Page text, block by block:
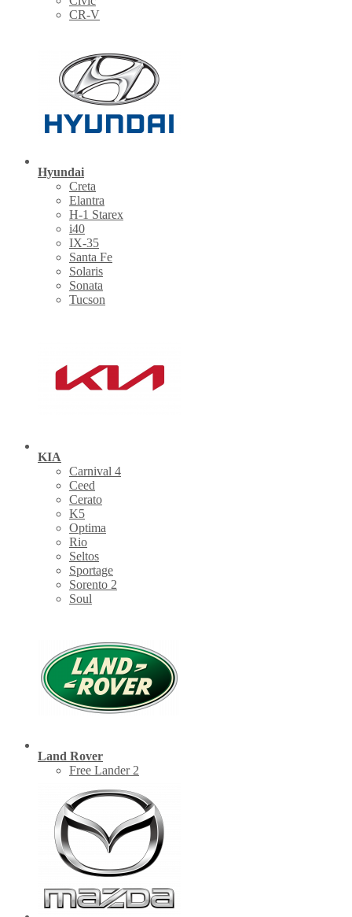
CR-V
Hyundai
Creta
Elantra
H-1 Starex
i40
IX-35
Santa Fe
Solaris
Sonata
Tucson
KIA
Carnival 4
Ceed
Cerato
K5
Optima
Rio
Seltos
Sportage
Sorento 2
Soul
Land Rover
Free Lander 2